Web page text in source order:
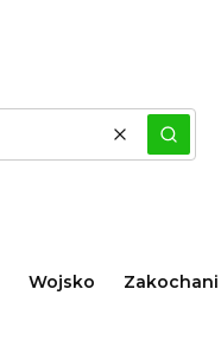
WyczyśćSzukaj
Wojsko Zakochani